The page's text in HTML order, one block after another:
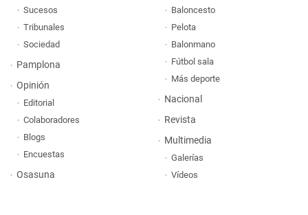
Sucesos
Tribunales
Sociedad
Pamplona
Opinión
Editorial
Colaboradores
Blogs
Encuestas
Osasuna
Baloncesto
Pelota
Balonmano
Fútbol sala
Más deporte
Nacional
Revista
Multimedia
Galerías
Vídeos